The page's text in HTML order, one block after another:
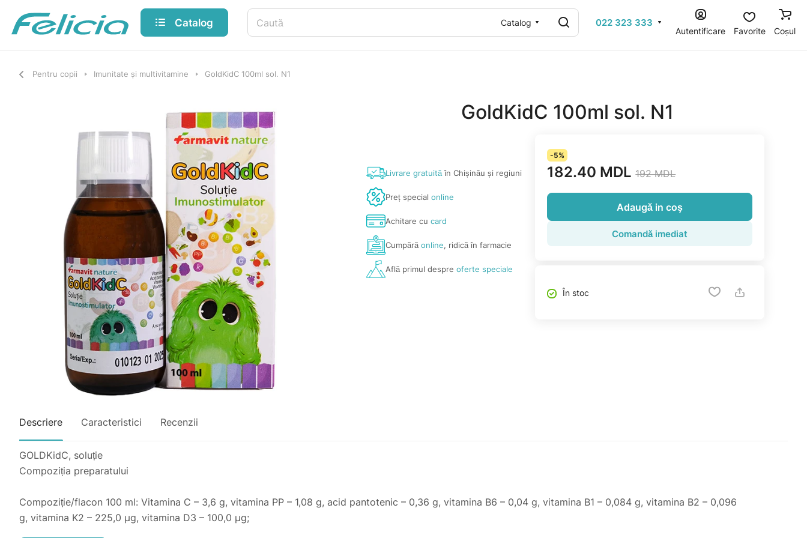
Catalog Catalog 022 323 333
Autentificare Favorite Coșul
Pentru copii Imunitate și multivitamine GoldKidC 100ml sol. N1
GoldKidC 100ml sol. N1
Livrare gratuităîn Chișinău și regiuni
Preț specialonline
Achitare cucard
Cumpărăonline, ridică în farmacie
Află primul despreoferte speciale
-5%
182.40 MDL 192 MDL
Adaugă in coş
Comandă imediat
În stoc
Descriere Caracteristici Recenzii
GOLDKidC, soluție
Compoziția preparatului
Compoziție/flacon 100 ml: Vitamina C – 3,6 g, vitamina PP – 1,08 g, acid pantotenic – 0,36 g, vitamina B6 – 0,04 g, vitamina B1 – 0,084 g, vitamina B2 – 0,096
g, vitamina K2 – 225,0 µg, vitamina D3 – 100,0 µg;